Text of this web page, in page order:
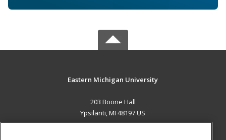
Eastern Michigan University
203 Boone Hall
Ypsilanti, MI 48197 US